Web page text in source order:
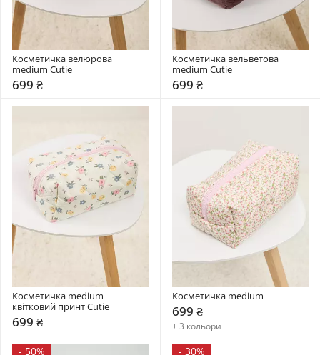
Косметичка велюрова
medium Cutie
699 ₴
Косметичка вельветова
medium Cutie
699 ₴
Косметичка medium
квітковий принт Cutie
699 ₴
699 ₴
+ 3 кольори
- 50% - 30%